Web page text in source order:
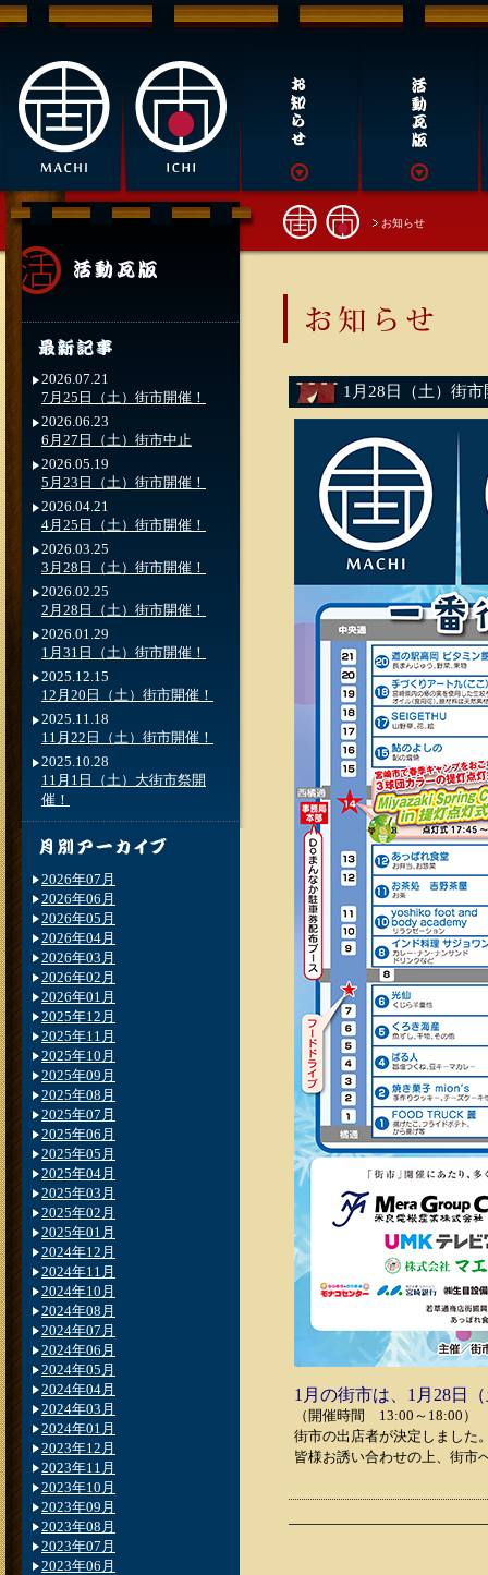
お知らせ
1月28日（土）街市
1月の街市は、1月28日
（開催時間 13:00～18:00）
街市の出店者が決定しました
皆様お誘い合わせの上、街市
2026.07.21
7月25日（土）街市開催！
2026.06.23
6月27日（土）街市中止
2026.05.19
5月23日（土）街市開催！
2026.04.21
4月25日（土）街市開催！
2026.03.25
3月28日（土）街市開催！
2026.02.25
2月28日（土）街市開催！
2026.01.29
1月31日（土）街市開催！
2025.12.15
12月20日（土）街市開催！
2025.11.18
11月22日（土）街市開催！
2025.10.28
11月1日（土）大街市祭開
催！
2026年07月
2026年06月
2026年05月
2026年04月
2026年03月
2026年02月
2026年01月
2025年12月
2025年11月
2025年10月
2025年09月
2025年08月
2025年07月
2025年06月
2025年05月
2025年04月
2025年03月
2025年02月
2025年01月
2024年12月
2024年11月
2024年10月
2024年08月
2024年07月
2024年06月
2024年05月
2024年04月
2024年03月
2024年01月
2023年12月
2023年11月
2023年10月
2023年09月
2023年08月
2023年07月
2023年06月